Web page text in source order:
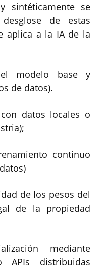
sintéticamente se
de estas
aplica a la IA de la
modelo base y
de datos).
datos locales o
continuo
de los pesos del
de la propiedad
mediante
APIs distribuidas